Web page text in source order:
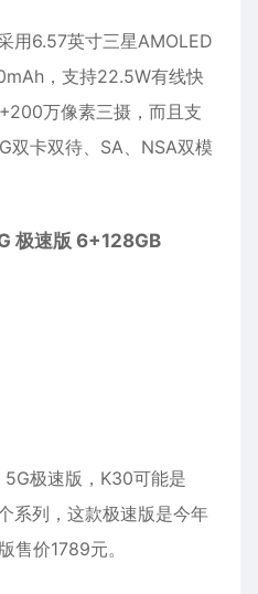
用6.57英寸三星AMOLED
，支持22.5W有线快
万像素三摄，而且支
双卡双待、SA、NSA双模
极速版 6+128GB
极速版，K30可能是
系列，这款极速版是今年
售价1789元。